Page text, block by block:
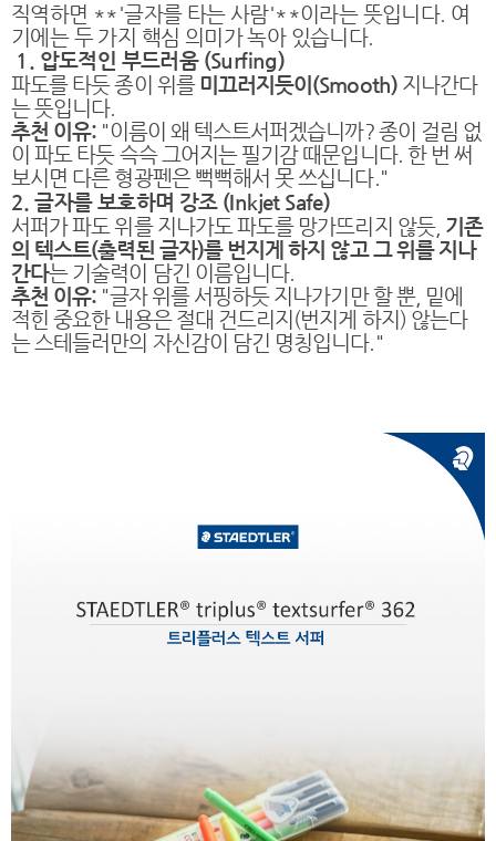
직역하면 **'글자를 타는 사람'**이라는 뜻입니다. 여
기에는 두 가지 핵심 의미가 녹아 있습니다.
1. 압도적인 부드러움 (Surfing)
파도를 타듯 종이 위를미끄러지듯이(Smooth)지나간다
는 뜻입니다.
추천 이유: "이름이 왜 텍스트서퍼겠습니까? 종이 걸림 없
이 파도 타듯 슥슥 그어지는 필기감 때문입니다. 한 번 써
보시면 다른 형광펜은 뻑뻑해서 못 쓰십니다."
2. 글자를 보호하며 강조 (Inkjet Safe)
서퍼가 파도 위를 지나가도 파도를 망가뜨리지 않듯, 기존
의 텍스트(출력된 글자)를 번지게 하지 않고 그 위를 지나
간다는 기술력이 담긴 이름입니다.
추천 이유: "글자 위를 서핑하듯 지나가기만 할 뿐, 밑에
적힌 중요한 내용은 절대 건드리지(번지게 하지) 않는다
는 스테들러만의 자신감이 담긴 명칭입니다."